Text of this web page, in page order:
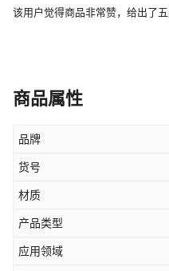
该用户觉得商品非常赞，给出了
商品属性
品牌
货号
材质
产品类型
应用领域